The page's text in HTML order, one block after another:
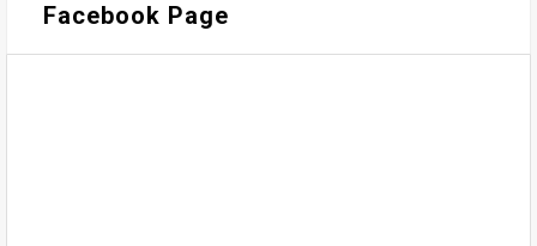
Facebook Page